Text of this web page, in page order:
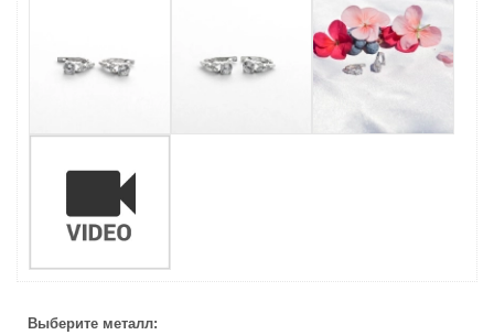
Выберите металл: